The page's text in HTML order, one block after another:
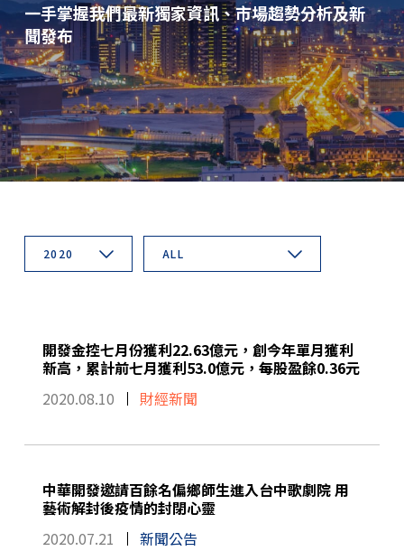
一手掌握我們最新獨家資訊、市場趨勢分析及新
聞發布
2020 ALL
開發金控七月份獲利22.63億元，創今年單月獲利
新高，累計前七月獲利53.0億元，每股盈餘0.36元
2020.08.10
財經新聞
中華開發邀請百餘名偏鄉師生進入台中歌劇院 用
藝術解封後疫情的封閉心靈
2020.07.21
新聞公告